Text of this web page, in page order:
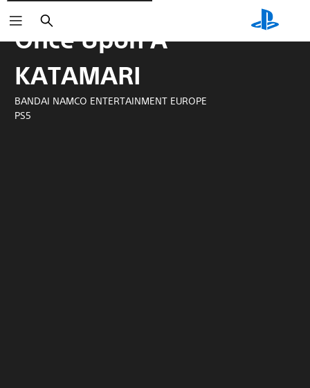
Rechercher
Once Upon A
KATAMARI
BANDAI NAMCO ENTERTAINMENT EUROPE
PS5